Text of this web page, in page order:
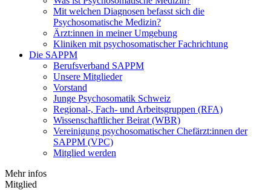
Mit welchen Diagnosen befasst sich die
Psychosomatische Medizin?
Ärzt:innen in meiner Umgebung
Kliniken mit psychosomatischer Fachrichtung
Die SAPPM
Berufsverband SAPPM
Unsere Mitglieder
Vorstand
Junge Psychosomatik Schweiz
Regional-, Fach- und Arbeitsgruppen (RFA)
Wissenschaftlicher Beirat (WBR)
Vereinigung psychosomatischer Chefärzt:innen der
SAPPM (VPC)
Mitglied werden
Mehr infos
Mitglied